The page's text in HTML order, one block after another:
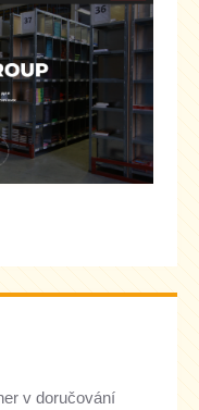
v doručování